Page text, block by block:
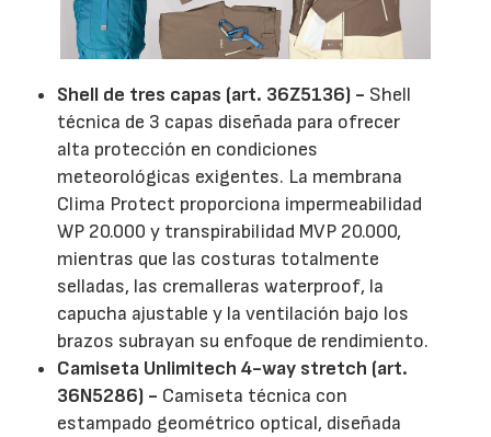
Shell de tres capas (art. 36Z5136) - Shell
técnica de 3 capas diseñada para ofrecer
alta protección en condiciones
meteorológicas exigentes. La membrana
Clima Protect proporciona impermeabilidad
WP 20.000 y transpirabilidad MVP 20.000,
mientras que las costuras totalmente
selladas, las cremalleras waterproof, la
capucha ajustable y la ventilación bajo los
brazos subrayan su enfoque de rendimiento.
Camiseta Unlimitech 4-way stretch (art.
36N5286) - Camiseta técnica con
estampado geométrico optical, diseñada